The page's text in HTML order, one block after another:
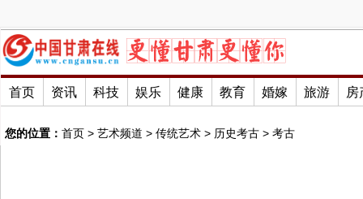
首页 资讯 科技 娱乐 健康 教育 婚嫁 旅游 房
您的位置： 首页 > 艺术频道 > 传统艺术 > 历史考古 > 考古